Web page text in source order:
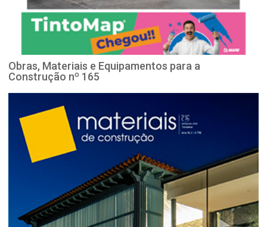
Obras, Materiais e Equipamentos para a
Construção nº 165